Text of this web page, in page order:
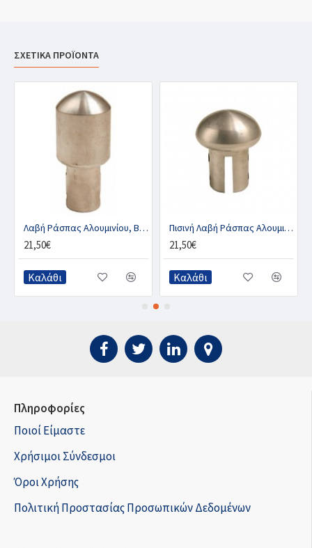
ΣΧΕΤΙΚΑ ΠΡΟΪΟΝΤΑ
Λαβή Ράσπας Αλουμινίου, BLACKSMITH
21,50€
Καλάθι
Πισινή Λαβή Ράσπας Αλουμινίου
21,50€
Καλάθι
Πληροφορίες
Ποιοί Είμαστε
Χρήσιμοι Σύνδεσμοι
Όροι Χρήσης
Πολιτική Προστασίας Προσωπικών Δεδομένων